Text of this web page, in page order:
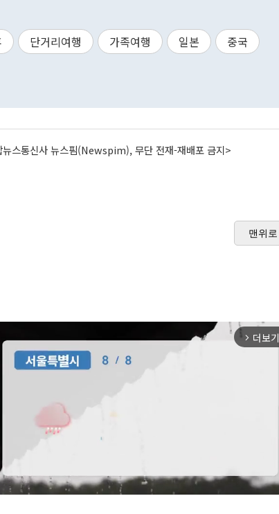
단거리여행 가족여행 일본
중국
스통신사 뉴스핌(Newspim), 무단 전재-재배포 금지>
맨위로
arrow_forward_ios 더보기